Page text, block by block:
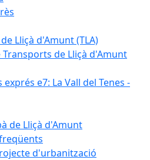
Lliçà d'Amunt (TLA)
Transports de Lliçà d'Amunt
e7: La Vall del Tenes -
de Lliçà d'Amunt
d'urbanització